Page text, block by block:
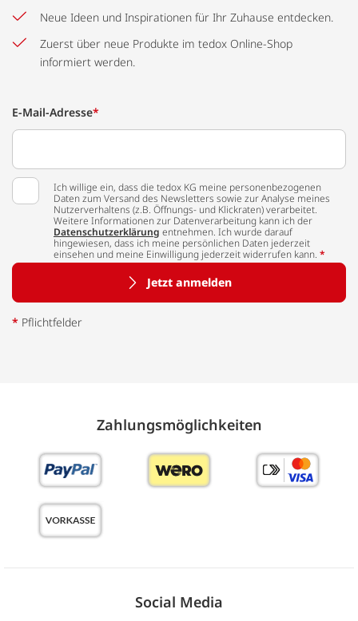
Neue Ideen und Inspirationen für Ihr Zuhause entdecken.
Zuerst über neue Produkte im tedox Online-Shop
informiert werden.
E-Mail-Adresse*
Ich willige ein, dass die tedox KG meine personenbezogenen
Daten zum Versand des Newsletters sowie zur Analyse meines
Nutzerverhaltens (z.B. Öffnungs- und Klickraten) verarbeitet.
Weitere Informationen zur Datenverarbeitung kann ich der
Datenschutzerklärung entnehmen. Ich wurde darauf
hingewiesen, dass ich meine persönlichen Daten jederzeit
einsehen und meine Einwilligung jederzeit widerrufen kann. *
Jetzt anmelden
* Pflichtfelder
Zahlungs­möglich­keiten
Social Media